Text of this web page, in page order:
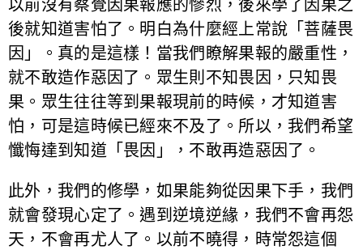
以前沒有察覺因果報應的慘烈，後來學了因果之
後就知道害怕了。明白為什麼經上常說「菩薩畏
因」。真的是這樣！當我們瞭解果報的嚴重性，
就不敢造作惡因了。眾生則不知畏因，只知畏
果。眾生往往等到果報現前的時候，才知道害
怕，可是這時候已經來不及了。所以，我們希望
懺悔達到知道「畏因」，不敢再造惡因了。
此外，我們的修學，如果能夠從因果下手，我們
就會發現心定了。遇到逆境逆緣，我們不會再怨
天，不會再尤人了。以前不曉得，時常怨這個